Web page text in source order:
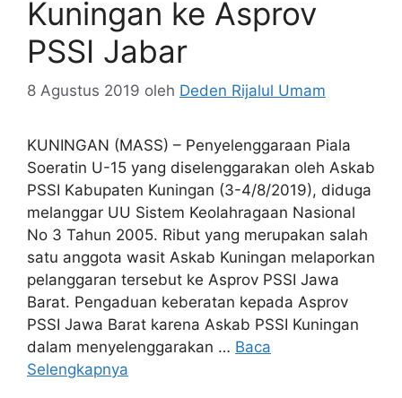
Kuningan ke Asprov
PSSI Jabar
8 Agustus 2019 oleh Deden Rijalul Umam
KUNINGAN (MASS) – Penyelenggaraan Piala
Soeratin U-15 yang diselenggarakan oleh Askab
PSSI Kabupaten Kuningan (3-4/8/2019), diduga
melanggar UU Sistem Keolahragaan Nasional
No 3 Tahun 2005. Ribut yang merupakan salah
satu anggota wasit Askab Kuningan melaporkan
pelanggaran tersebut ke Asprov PSSI Jawa
Barat. Pengaduan keberatan kepada Asprov
PSSI Jawa Barat karena Askab PSSI Kuningan
dalam menyelenggarakan … Baca
Selengkapnya